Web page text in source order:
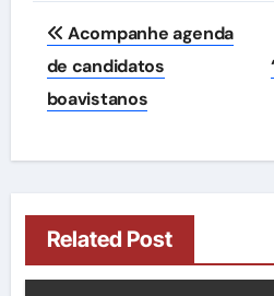
Navegação
de
Post
Acompanhe agenda
de candidatos
boavistanos
Related Post